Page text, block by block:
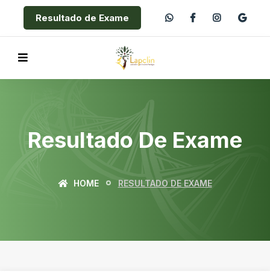
Resultado de Exame
Resultado De Exame
HOME RESULTADO DE EXAME